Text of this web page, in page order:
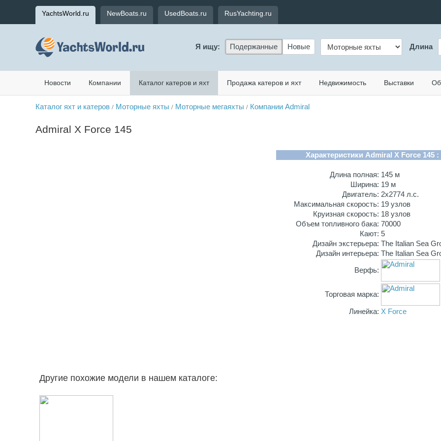
YachtsWorld.ru NewBoats.ru UsedBoats.ru RusYachting.ru
Я ищу: Подержанные Новые Длина
Новости Компании Каталог катеров и яхт Продажа катеров и яхт Недвижимость Выставки
Каталог яхт и катеров / Моторные яхты / Моторные мегаяхты / Компании Admiral
Admiral X Force 145
Характеристики Admiral X Force 145 :
Длина полная: 145 м
Ширина: 19 м
Двигатель: 2х2774 л.с.
Максимальная скорость: 19 узлов
Круизная скорость: 18 узлов
Объем топливного бака: 70000
Кают: 5
Дизайн экстерьера: The Italian Sea
Дизайн интерьера: The Italian Sea
Верфь:
Торговая марка:
Линейка: X Force
Другие похожие модели в нашем каталоге: